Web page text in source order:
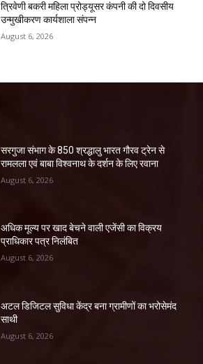
त्रिवेणी बकरी महिला प्रोड्यूसर कंपनी की दो दिवसीय
उन्मुखीकरण कार्यशाला संपन्न
August 6, 2026
सरगुजा संभाग के 850 श्रद्धालु भारत गौरव ट्रेन से
रामलला एवं बाबा विश्वनाथ के दर्शन के लिए रवाना
August 6, 2026
अधिक मूल्य पर खाद बेचने वाली एजेंसी का विक्रय
प्राधिकार पत्र निलंबित
August 6, 2026
अटल डिजिटल सुविधा केंद्र बना ग्रामीणों का भरोसेमंद
साथी
August 6, 2026